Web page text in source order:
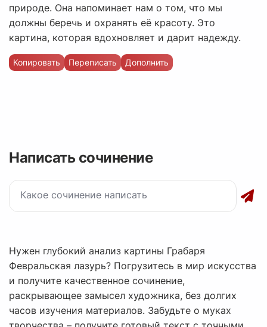
природе. Она напоминает нам о том, что мы
должны беречь и охранять её красоту. Это
картина, которая вдохновляет и дарит надежду.
Копировать Переписать Дополнить
Написать сочинение
Нужен глубокий анализ картины Грабаря
Февральская лазурь? Погрузитесь в мир искусства
и получите качественное сочинение,
раскрывающее замысел художника, без долгих
часов изучения материалов. Забудьте о муках